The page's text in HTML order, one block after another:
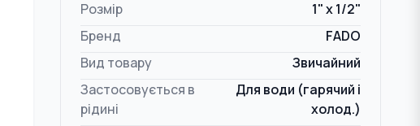
Розмір
1" x 1/2"
Бренд
FADO
Вид товару
Звичайний
Застосовується в
рідині
Для води (гарячий і
холод.)